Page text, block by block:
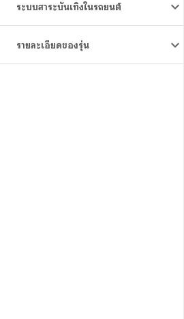
ระบบสาระบันเทิงในรถยนต์
รายละเอียดของรุ่น